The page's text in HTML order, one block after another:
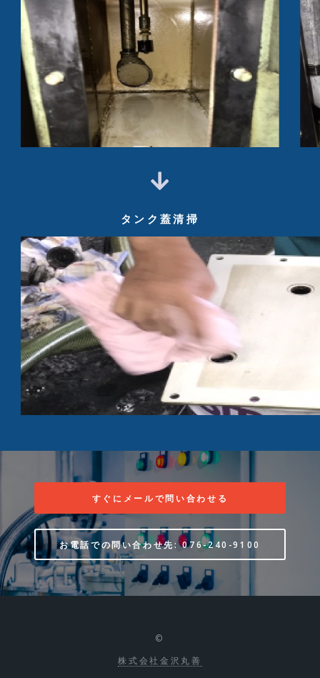
タンク蓋清掃
すぐにメールで問い合わせる
お電話での問い合わせ先: 076-240-9100
©
株式会社金沢丸善